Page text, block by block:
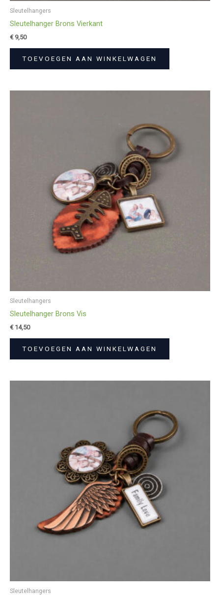
Sleutelhangers
Sleutelhanger Brons Vierkant
€9,50
TOEVOEGEN AAN WINKELWAGEN
Sleutelhangers
Sleutelhanger Brons Vis
€14,50
TOEVOEGEN AAN WINKELWAGEN
Sleutelhangers